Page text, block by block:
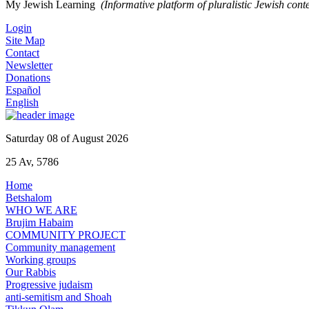
My Jewish Learning (Informative platform of pluralistic Jewish
Login
Site Map
Contact
Newsletter
Donations
Español
English
Saturday 08 of August 2026
25 Av, 5786
Home
Betshalom
WHO WE ARE
Brujim Habaim
COMMUNITY PROJECT
Community management
Working groups
Our Rabbis
Progressive judaism
anti-semitism and Shoah